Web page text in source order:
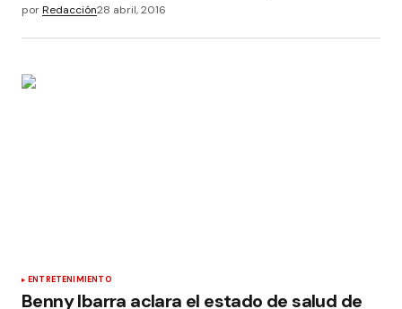
porRedacción28 abril, 2016
ENTRETENIMIENTO
Benny Ibarra aclara el estado de salud de